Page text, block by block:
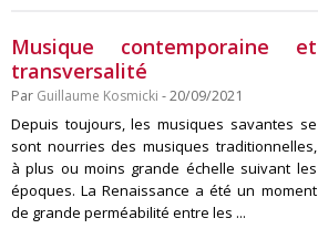
Musique contemporaine et
transversalité
Par Guillaume Kosmicki - 20/09/2021
Depuis toujours, les musiques savantes se
sont nourries des musiques traditionnelles,
à plus ou moins grande échelle suivant les
époques. La Renaissance a été un moment
de grande perméabilité entre les ...